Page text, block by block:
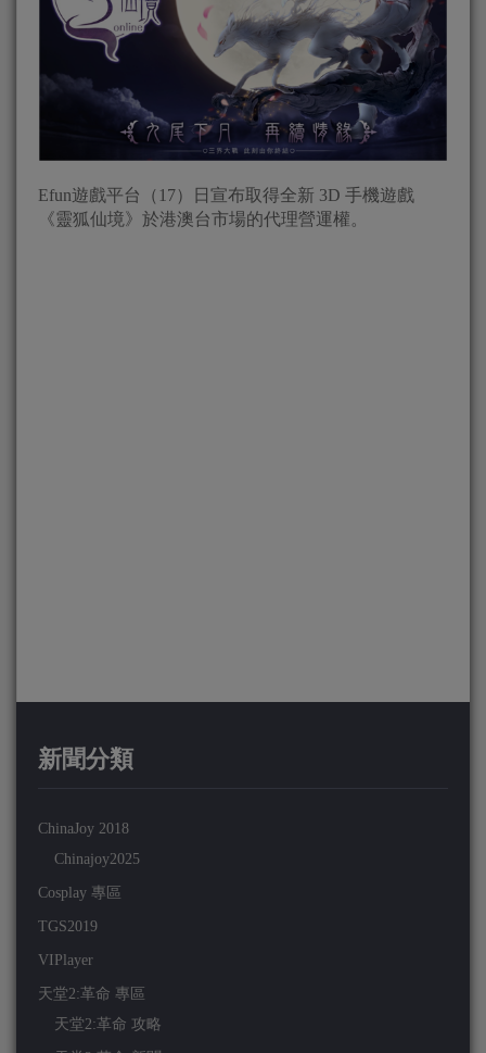
Efun遊戲平台（17）日宣布取得全新 3D 手機遊戲
《靈狐仙境》於港澳台市場的代理營運權。
新聞分類
ChinaJoy 2018
Chinajoy2025
Cosplay 專區
TGS2019
VIPlayer
天堂2:革命 專區
天堂2:革命 攻略